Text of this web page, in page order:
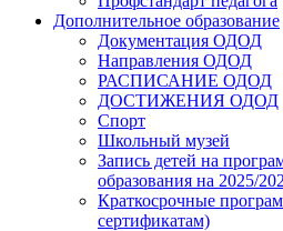
Дополнительное образование
Документация ОДОД
Направления ОДОД
РАСПИСАНИЕ ОДОД
ДОСТИЖЕНИЯ ОДОД
Спорт
Школьный музей
Запись детей на
образования на 2025/
Краткосрочные
сертификатам)